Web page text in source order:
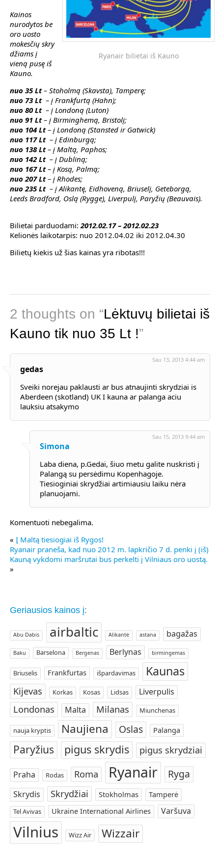
Ryanair bilietai iš Kauno
Kainos
nurodytos be
oro uosto
mokesčių skry
džiams į
vieną pusę iš
Kauno.
nuo 35 Lt– Stoholmą (Skavsta), Tamperę;
nuo 73 Lt– į Frankfurtą (Hahn);
nuo 80 Lt– į Londoną (Luton)
nuo 91 Lt– į Birminghemą, Bristolį;
nuo 104 Lt– į Londoną (Stansted ir Gatwick)
nuo 117 Lt– į Edinburgą;
nuo 138 Lt– į Maltą, Paphos;
nuo 142 Lt– į Dubliną;
nuo 167 Lt– į Kosą, Palmą;
nuo 207 Lt– į Rhodes;
nuo 235 Lt– į Alikantę, Eidhoveną, Briuselį, Geteborgą,
Leeds Bradford, Oslą (Rygge), Liverpulį, Paryžių (Beauvais).
Bilietai parduodami:2012.02.17 – 2012.02.23
Kelionės laikotarpis: nuo 2012.04.02 iki 2012.04.30
Bilietų kiekis už šias kainas yra ribotas!!!
2 thoughts on “Lėktuvų bilietai iš
Kauno tik nuo 35 Lt !”
gedas
Sau 13, 2013 4:44 am
Sveiki norejau paklausti ar bus atnaujinti skrydziai is
Aberdeen (skotland) UK I kauna ar palanga aciu
lauksiu atsakymo
Simona
Sau 15, 2013 9:44 am
Laba diena, p.Gedai, šiuo metu galite nuskristi į
Palangą su persėdimu Kopenhagoje.
Tiesioginiai skrydžiai artimiausiu laiku nėra
planuojami.
Komentuoti nebegalima.
« Į Maltą tiesiogiai iš Rygos!
Ryanair praneša, kad nuo 2012 m. lapkričio 7 d. penki į (iš)
Kauną vykdomi maršrutai bus perkelti į Vilniaus oro uostą.
»
Geriausios kainos į:
Abu Dabis airbaltic Alikantė astana bagažas
Baku Barselona Bergenas Berlynas birmingemas
Briuselis Frankfurtas išpardavimas Kaunas
Kijevas Korkas Kosas Lidsas Liverpulis
Londonas Malta Milanas Miunchenas
nauja kryptis Naujiena Oslas Palanga
Paryžius pigus skrydis pigus skrydziai
Praha Rodas Roma Ryanair Ryga
Skrydis Skrydžiai Stokholmas Tamperė
Tel Avivas Ukraine International Airlines Varšuva
Vilnius Wizz Air Wizzair